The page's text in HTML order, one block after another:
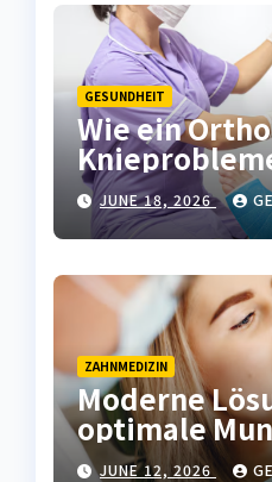
GESUNDHEIT
Wie ein
langfristige
bietet
JUNE 18, 2026
ZAHNMEDIZIN
Moderne
optimale
und frischen
JUNE 12, 2026